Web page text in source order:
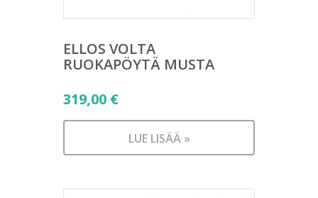
ELLOS VOLTA
RUOKAPÖYTÄ MUSTA
319,00 €
LUE LISÄÄ »